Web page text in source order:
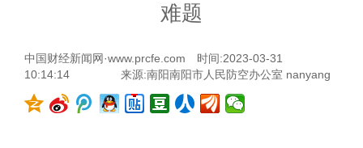
难题
中国财经新闻网·www.prcfe.com
时间:2023-03-31
10:14:14
来源:南阳南阳市人民防空办公室 nanyang